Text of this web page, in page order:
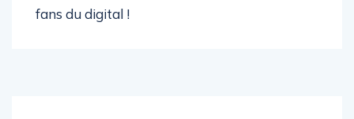
fans du digital !